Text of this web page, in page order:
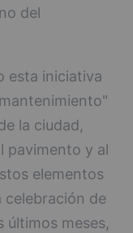
del
esta iniciativa
la ciudad,
pavimento y al
elementos
celebración de
últimos meses,